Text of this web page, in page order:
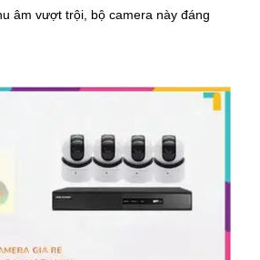
âm vượt trội, bộ camera này đáng